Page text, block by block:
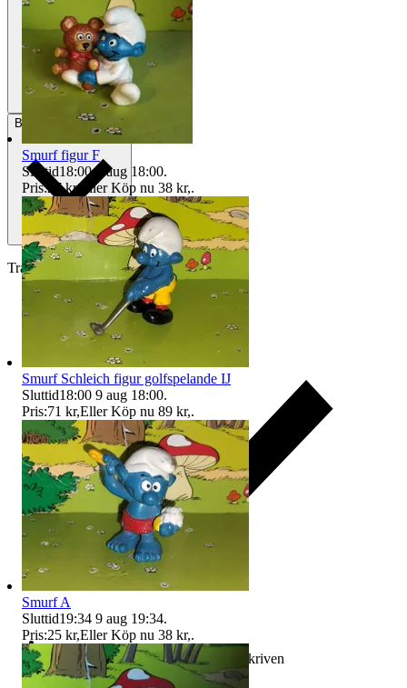
Betalning Via Tradera
Traderas köparskydd
Ersättning om varan inte är som beskriven
Smurf figur F
Sluttid18:00 9 aug 18:00.
Pris:27 kr,Eller Köp nu 38 kr,.
Smurf Schleich figur golfspelande IJ
Sluttid18:00 9 aug 18:00.
Pris:71 kr,Eller Köp nu 89 kr,.
Smurf A
Sluttid19:34 9 aug 19:34.
Pris:25 kr,Eller Köp nu 38 kr,.